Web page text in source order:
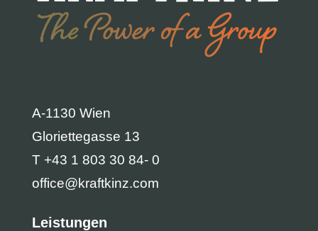
A-1130 Wien
Gloriettegasse 13
T +43 1 803 30 84- 0
office@kraftkinz.com
Leistungen